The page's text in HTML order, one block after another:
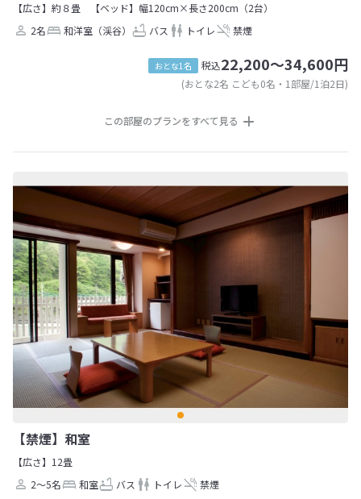
【広さ】約８畳
【ベッド】幅120cm×長さ200cm（2台）
2名
和洋室（渓谷） バス トイレ 禁煙
おとな1名 税込22,200～34,600円
(おとな2名 こども0名・1部屋/1泊2日)
この部屋のプランをすべて見る
【禁煙】和室
【広さ】12畳
2～5名
和室 バス トイレ 禁煙